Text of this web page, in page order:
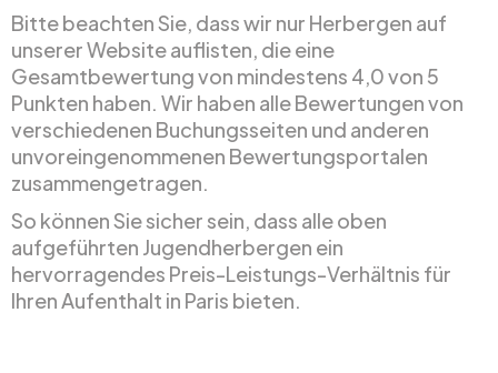
Bitte beachten Sie, dass wir nur Herbergen auf
unserer Website auflisten, die eine
Gesamtbewertung von mindestens 4,0 von 5
Punkten haben. Wir haben alle Bewertungen von
verschiedenen Buchungsseiten und anderen
unvoreingenommenen Bewertungsportalen
zusammengetragen.
So können Sie sicher sein, dass alle oben
aufgeführten Jugendherbergen ein
hervorragendes Preis-Leistungs-Verhältnis für
Ihren Aufenthalt in Paris bieten.